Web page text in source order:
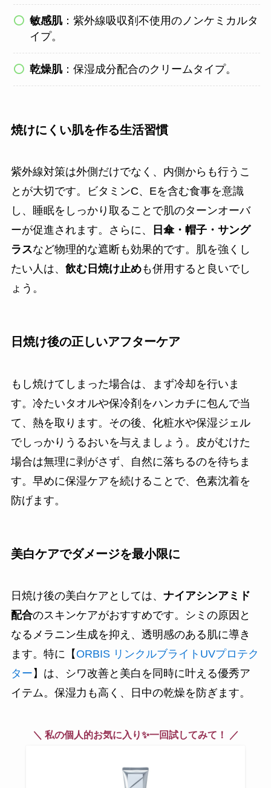
敏感肌：紫外線吸収剤不使用のノンケミカルタ
イプ。
乾燥肌：保湿成分配合のクリームタイプ。
焼けにくい肌を作る生活習慣
紫外線対策は外側だけでなく、内側からも行うこ
とが大切です。ビタミンC、Eを含む食事を意識
し、睡眠をしっかり取ることで肌のターンオーバ
ーが促進されます。さらに、
日傘・帽子・サング
ラスなど物理的な遮断も効果的です。肌を強くし
たい人は、 飲む日焼け止めも併用すると良いでし
ょう。
日焼け後の正しいアフターケア
もし焼けてしまった場合は、まず冷却を行いま
す。冷たいタオルや保冷剤をハンカチに包んで当
て、熱を取ります。その後、化粧水や保湿ジェル
でしっかりうるおいを与えましょう。皮がむけた
場合は無理に剥がさず、自然に落ちるのを待ちま
す。早めに保湿ケアを続けることで、色素沈着を
防げます。
美白ケアでダメージを最小限に
日焼け後の美白ケアとしては、 ナイアシンアミド
配合のスキンケアがおすすめです。シミの原因と
なるメラニン生成を抑え、透明感のある肌に導き
ます。特に【ORBIS リンクルブライトUVプロテク
ター 】は、シワ改善と美白を同時に叶える優秀ア
イテム。保湿力も高く、日中の乾燥を防ぎます。
＼ 私の個人的お気に入り✨一回試してみて！ ／